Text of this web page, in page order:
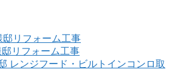
邸リフォーム工事
リフォーム工事
レンジフード・ビルトインコンロ取